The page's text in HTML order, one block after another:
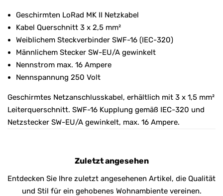
Geschirmten LoRad MK II Netzkabel
Kabel Querschnitt 3 x 2,5 mm²
Weiblichem Steckverbinder SWF-16 (IEC-320)
Männlichem Stecker SW-EU/A gewinkelt
Nennstrom max. 16 Ampere
Nennspannung 250 Volt
Geschirmtes Netzanschlusskabel, erhältlich mit 3 x 1,5 mm²
Leiterquerschnitt. SWF-16 Kupplung gemäß IEC-320 und
Netzstecker SW-EU/A gewinkelt, max. 16 Ampere.
Zuletzt angesehen
Entdecken Sie Ihre zuletzt angesehenen Artikel, die Qualität
und Stil für ein gehobenes Wohnambiente vereinen.